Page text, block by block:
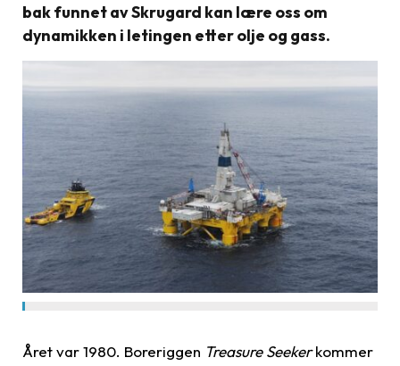
bak funnet av Skrugard kan lære oss om
dynamikken i letingen etter olje og gass.
Året var 1980. Boreriggen Treasure Seekerkommer